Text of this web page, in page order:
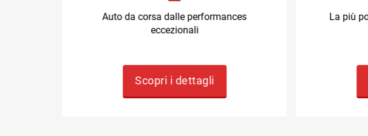
Auto da corsa dalle performances
eccezionali
Scopri i dettagli
La più